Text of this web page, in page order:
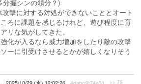
分握シンの領分？)
撃に対する対処ができないこととオート
ろに課題を感じるけれど、遊び程度に育
リな気がしてきた。
化が入るなら威力増加をしたり敵の攻撃
ーに引受けさせるとかが嬉しくなりそう
>> 75